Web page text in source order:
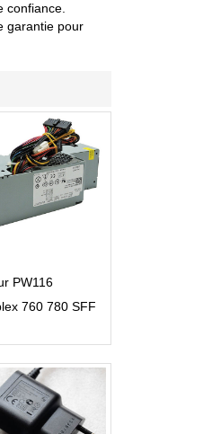
confiance.
garantie pour
PW116
760 780 SFF